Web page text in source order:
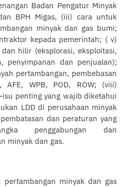
Badan Pengatur Minyak
BPH Migas, (iii) cara untuk
minyak dan gas bumi;
kepada pemerintah; ( v)
hilir (eksplorasi, eksploitasi,
penyimpanan dan penjualan);
pertambangan, pembebasan
WPB, POD, ROW; (viii)
penting yang wajib diketahui
LDD di perusahaan minyak
dan peraturan yang
penggabungan dan
minyak dan gas.
minyak dan gas